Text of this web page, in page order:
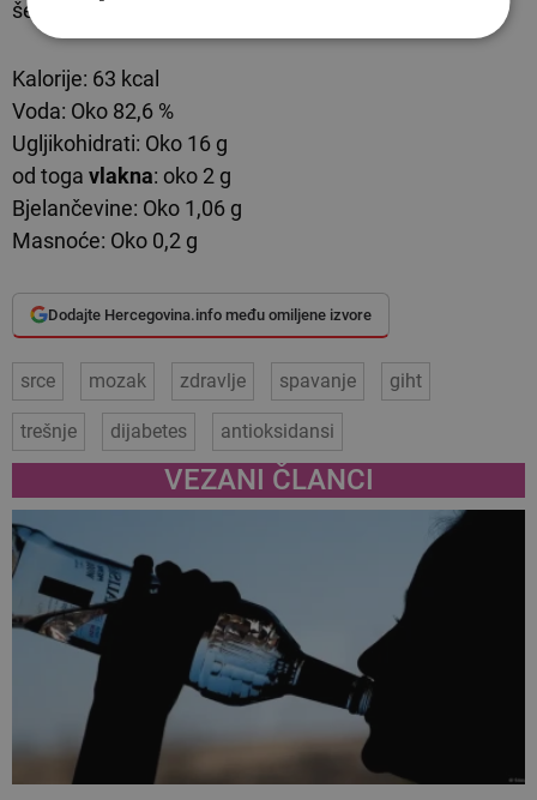
šećera u krvi.
Kalorije: 63 kcal
Voda: Oko 82,6 %
Ugljikohidrati: Oko 16 g
od toga vlakna: oko 2 g
Bjelančevine: Oko 1,06 g
Masnoće: Oko 0,2 g
Dodajte Hercegovina.info među omiljene izvore
srce mozak zdravlje spavanje giht
trešnje dijabetes antioksidansi
VEZANI ČLANCI